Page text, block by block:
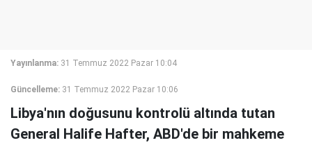
Yayınlanma: 31 Temmuz 2022 Pazar 10:04
Güncelleme: 31 Temmuz 2022 Pazar 10:06
Libya'nın doğusunu kontrolü altında tutan
General Halife Hafter, ABD'de bir mahkeme